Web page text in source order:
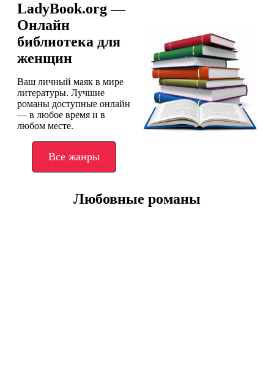
LadyBook.org —
Онлайн
библиотека для
женщин
Ваш личный маяк в мире
литературы. Лучшие
романы доступные онлайн
— в любое время и в
любом месте.
Все жанры
Любовные романы